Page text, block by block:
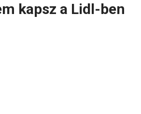
kapsz a Lidl-ben